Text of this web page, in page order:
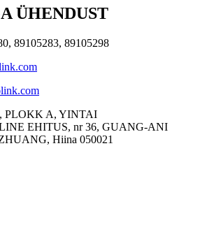
ÜHENDUST
89105283, 89105298
PLOKK A, YINTAI
EHITUS, nr 36, GUANG-ANI
Hiina 050021